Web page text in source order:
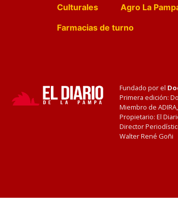
Culturales
Agro La
Farmacias de turno
Fundado por el
Primera edición:
Miembro de
Propietario: El
Director
Walter René Goñi